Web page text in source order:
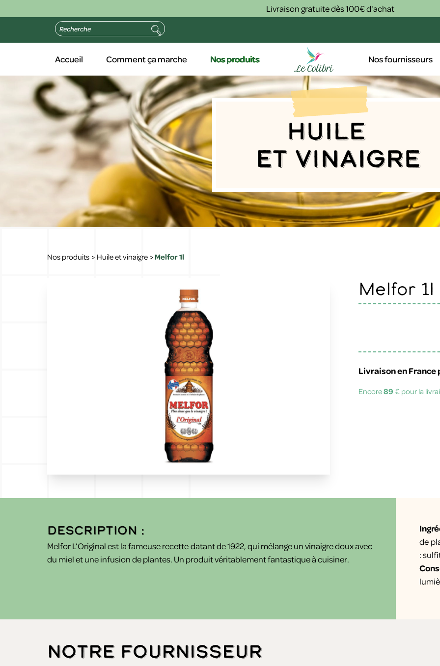
Livraison gratuite dès 100€ d'achat
Accueil Comment ça marche Nos produits Nos fournisseurs
Huile
et vinaigre
Nos produits > Huile et vinaigre > Melfor 1l
Melfor 1l
Livraison en France
Encore89 € pour la
Description :
Melfor L’Original est la fameuse recette datant de 1922, qui mélange un vinaigre doux avec
du miel et une infusion de plantes. Un produit véritablement fantastique à cuisiner.
de
:
Notre fournisseur